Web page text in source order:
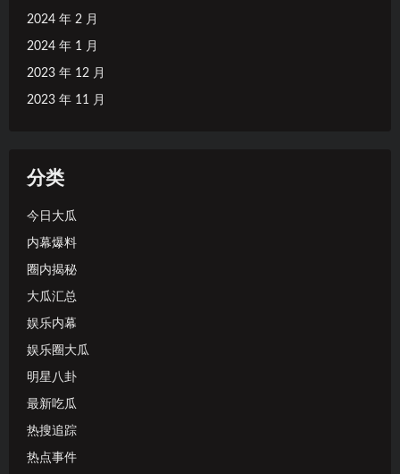
2024 年 2 月
2024 年 1 月
2023 年 12 月
2023 年 11 月
分类
今日大瓜
内幕爆料
圈内揭秘
大瓜汇总
娱乐内幕
娱乐圈大瓜
明星八卦
最新吃瓜
热搜追踪
热点事件